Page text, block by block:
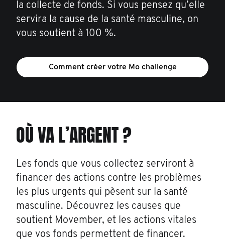
la collecte de fonds. Si vous pensez qu’elle
servira la cause de la santé masculine, on
vous soutient à 100 %.
Comment créer votre Mo challenge
OÙ VA L’ARGENT ?
Les fonds que vous collectez serviront à
financer des actions contre les problèmes
les plus urgents qui pèsent sur la santé
masculine. Découvrez les causes que
soutient Movember, et les actions vitales
que vos fonds permettent de financer.